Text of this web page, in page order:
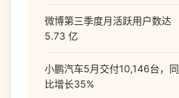
微博第三季度月活跃用户数达
5.73 亿
小鹏汽车5月交付10,146台，同
比增长35%